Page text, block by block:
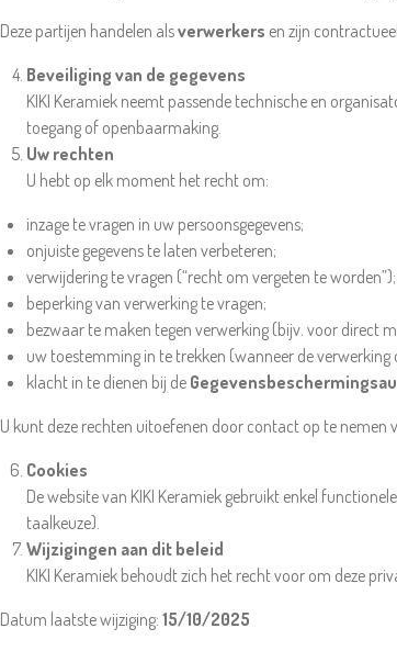
Deze partijen handelen alsverwerkers en zijn
Beveiliging van de gegevens
KIKI Keramiek neemt passende technische en
toegang of openbaarmaking.
Uw rechten
U hebt op elk moment het recht om:
inzage te vragen in uw persoonsgegevens;
onjuiste gegevens te laten verbeteren;
verwijdering te vragen (“recht om vergeten te worden”);
beperking van verwerking te vragen;
bezwaar te maken tegen verwerking (bijv. voor direct
uw toestemming in te trekken (wanneer de verwerking
klacht in te dienen bij de
U kunt deze rechten uitoefenen door contact op te nemen
Cookies
De website van KIKI Keramiek gebruikt enkel
taalkeuze).
Wijzigingen aan dit beleid
KIKI Keramiek behoudt zich het recht voor om deze
Datum laatste wijziging: 15/10/2025